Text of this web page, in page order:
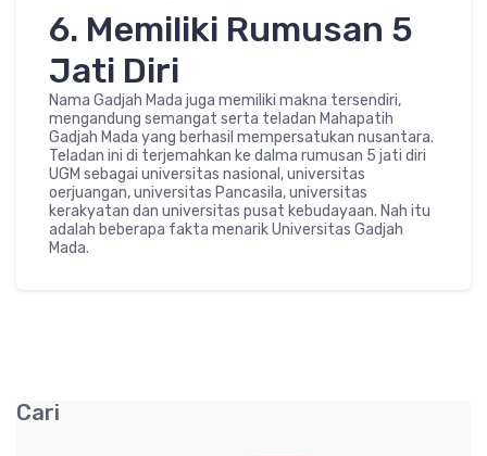
6. Memiliki Rumusan 5
Jati Diri
Nama Gadjah Mada juga memiliki makna tersendiri,
mengandung semangat serta teladan Mahapatih
Gadjah Mada yang berhasil mempersatukan nusantara.
Teladan ini di terjemahkan ke dalma rumusan 5 jati diri
UGM sebagai universitas nasional, universitas
oerjuangan, universitas Pancasila, universitas
kerakyatan dan universitas pusat kebudayaan. Nah itu
adalah beberapa fakta menarik Universitas Gadjah
Mada.
Cari